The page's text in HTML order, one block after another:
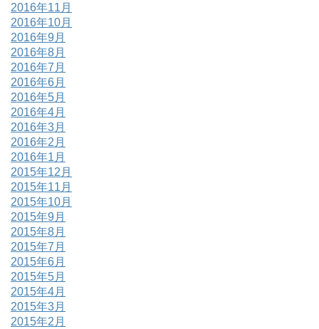
2016年11月
2016年10月
2016年9月
2016年8月
2016年7月
2016年6月
2016年5月
2016年4月
2016年3月
2016年2月
2016年1月
2015年12月
2015年11月
2015年10月
2015年9月
2015年8月
2015年7月
2015年6月
2015年5月
2015年4月
2015年3月
2015年2月